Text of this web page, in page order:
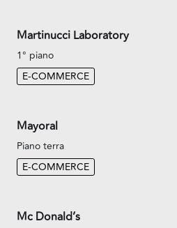
Martinucci Laboratory
1° piano
E-COMMERCE
Mayoral
Piano terra
E-COMMERCE
Mc Donald’s